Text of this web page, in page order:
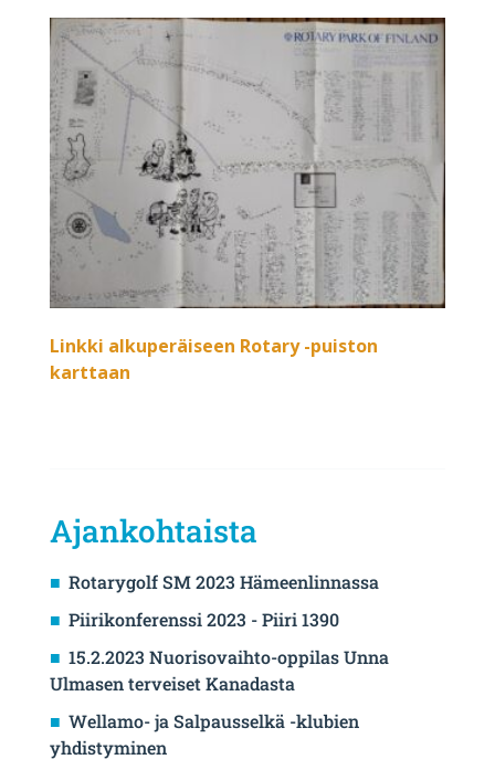
Linkki alkuperäiseen Rotary -puiston
karttaan
Ajankohtaista
Rotarygolf SM 2023 Hämeenlinnassa
Piirikonferenssi 2023 - Piiri 1390
15.2.2023 Nuorisovaihto-oppilas Unna
Ulmasen terveiset Kanadasta
Wellamo- ja Salpausselkä -klubien
yhdistyminen